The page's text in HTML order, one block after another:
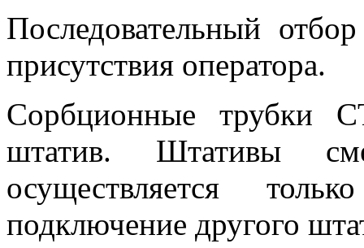
Последовательный
присутствия оператора.
Сорбционные трубки
штатив. Штативы
осуществляется
подключение другого